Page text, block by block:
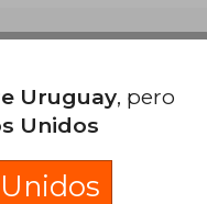
Uruguay, pero
Unidos